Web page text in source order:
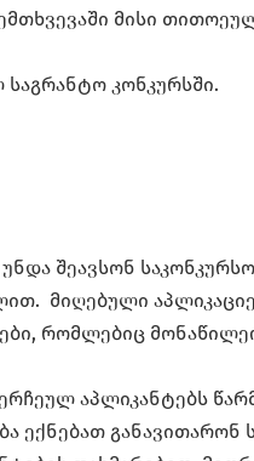
მისი
კონკურსში.
შეავსონ
მიღებული
რომლებიც
აპლიკანტებს
ექნებათ განავითარონ